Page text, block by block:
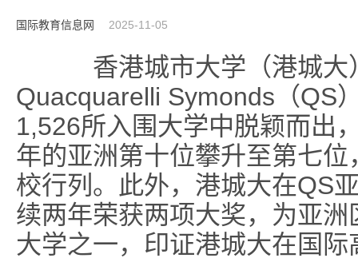
国际教育信息网 2025-11-05
香港城市大学（港城大
Quacquarelli Symonds（QS
1,526所入围大学中脱颖而出
年的亚洲第十位攀升至第七
校行列。此外，港城大在QS
续两年荣获两项大奖，为亚
大学之一，印证港城大在国